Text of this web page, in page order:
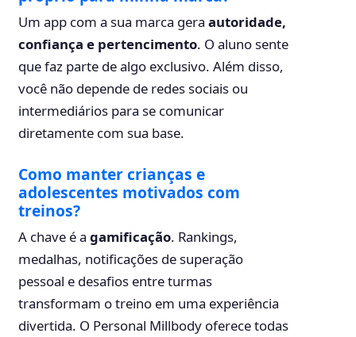
Um app com a sua marca gera autoridade,
confiança e pertencimento. O aluno sente
que faz parte de algo exclusivo. Além disso,
você não depende de redes sociais ou
intermediários para se comunicar
diretamente com sua base.
Como manter crianças e
adolescentes motivados com
treinos?
A chave é a gamificação. Rankings,
medalhas, notificações de superação
pessoal e desafios entre turmas
transformam o treino em uma experiência
divertida. O Personal Millbody oferece todas